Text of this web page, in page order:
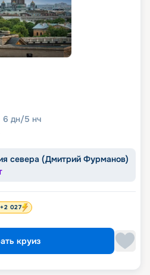
6 дн/5 нч
севера (Дмитрий Фурманов)
+2 027
круиз